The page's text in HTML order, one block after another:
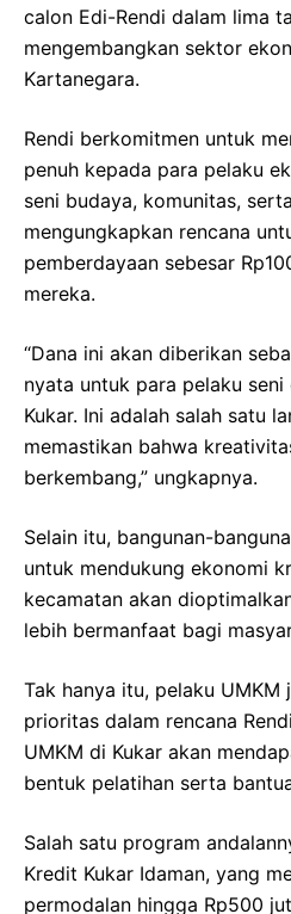
calon Edi-Rendi dalam lima
mengembangkan sektor
Kartanegara.
Rendi berkomitmen untuk
penuh kepada para pelaku
seni budaya, komunitas,
mengungkapkan rencana
pemberdayaan sebesar
mereka.
“Dana ini akan diberikan
nyata untuk para pelaku
Kukar. Ini adalah salah satu
memastikan bahwa
berkembang,” ungkapnya.
Selain itu, bangunan-
untuk mendukung ekonomi
kecamatan akan
lebih bermanfaat bagi
Tak hanya itu, pelaku UMKM
prioritas dalam rencana
UMKM di Kukar akan
bentuk pelatihan serta
Salah satu program
Kredit Kukar Idaman, yang
permodalan hingga Rp500